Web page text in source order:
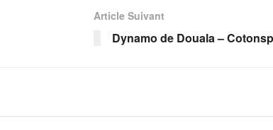
Article Suivant
Dynamo de Douala –